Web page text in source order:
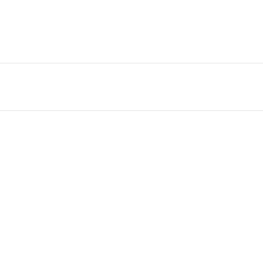
Purīt, 100 Litre akvaryum
bağlı olarak su kalitesinin